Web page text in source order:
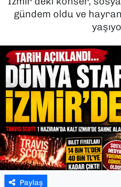
gündem oldu ve
Paylaş
SAĞLIK
SPOR
TEKNOLOJİ
YAŞAM
YEREL YÖNETİMLER